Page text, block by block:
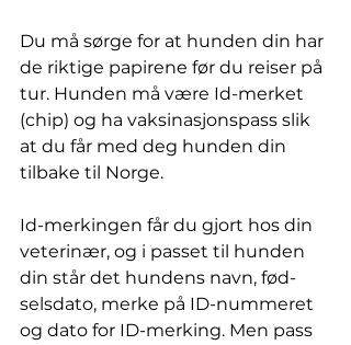
Du må sørge for at hunden din har
de riktige papirene før du reiser på
tur. Hunden må være Id-merket
(chip) og ha vaksinasjonspass slik
at du får med deg hunden din
tilbake til Norge.
Id-merkingen får du gjort hos din
veterinær, og i passet til hunden
din står det hundens navn, fød-
selsdato, merke på ID-nummeret
og dato for ID-merking. Men pass